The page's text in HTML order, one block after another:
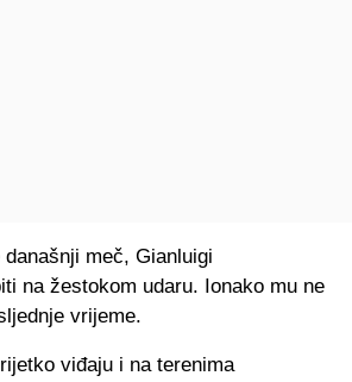
meč, Gianluigi
na žestokom udaru. Ionako mu ne
vrijeme.
viđaju i na terenima